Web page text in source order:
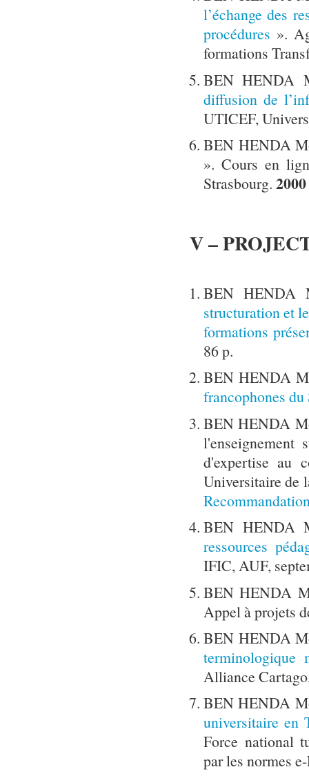
l’échange des
procédures ».
formations
BEN HENDA
diffusion de
UTICEF,
BEN HENDA
». Cours en
Strasbourg. 2000
V –
BEN HENDA
structuration et
formations
86 p.
BEN HENDA
francophones du
BEN HENDA
d'expertise au
Universitaire de
BEN HENDA
ressources
IFIC, AUF,
BEN HENDA
Appel à projets
BEN HENDA
terminologique
Alliance
BEN HENDA
universitaire en
Force national
par les normes